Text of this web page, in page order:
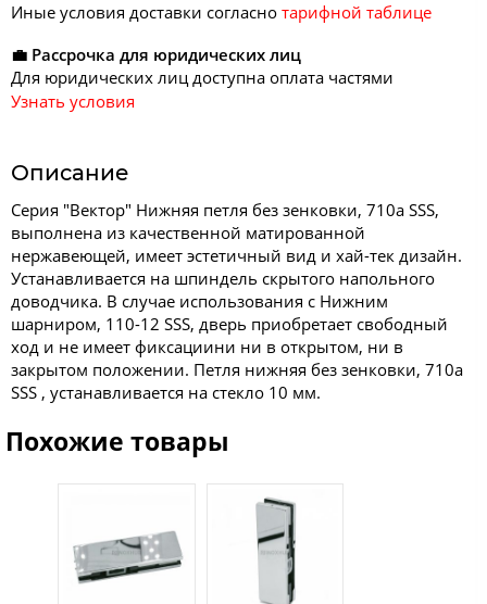
Иные условия доставки согласно тарифной таблице
💼 Рассрочка для юридических лиц
Для юридических лиц доступна оплата частями
Узнать условия
Описание
Серия "Вектор" Нижняя петля без зенковки, 710a SSS,
выполнена из качественной матированной
нержавеющей, имеет эстетичный вид и хай-тек дизайн.
Устанавливается на шпиндель скрытого напольного
доводчика. В случае использования с Нижним
шарниром, 110-12 SSS, дверь приобретает свободный
ход и не имеет фиксациини ни в открытом, ни в
закрытом положении. Петля нижняя без зенковки, 710a
SSS , устанавливается на стекло 10 мм.
Похожие товары